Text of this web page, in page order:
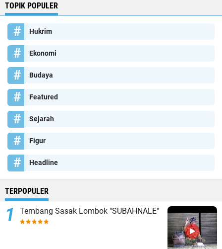
TOPIK POPULER
Hukrim
Ekonomi
Budaya
Featured
Sejarah
Figur
Headline
TERPOPULER
Tembang Sasak Lombok "SUBAHNALE"